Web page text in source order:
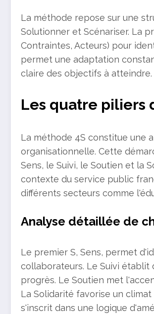
La méthode repose sur une
Solutionner et Scénariser. La
Contraintes, Acteurs) pour
permet une adaptation
claire des objectifs à atteindre.
Les quatre piliers
La méthode 4S constitue une
organisationnelle. Cette
Sens, le Suivi, le Soutien et la
contexte du service public
différents secteurs comme
Analyse détaillée de
Le premier S, Sens, permet
collaborateurs. Le Suivi
progrès. Le Soutien met
La Solidarité favorise un
s'inscrit dans une logique